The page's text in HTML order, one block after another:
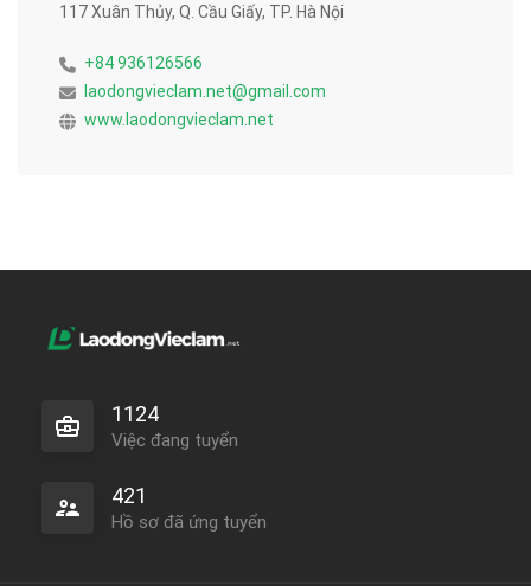
117 Xuân Thủy, Q. Cầu Giấy, TP. Hà Nội
+84 936126566
laodongvieclam.net@gmail.com
www.laodongvieclam.net
1124
Việc đang tuyển
421
Hồ sơ đã ứng tuyển